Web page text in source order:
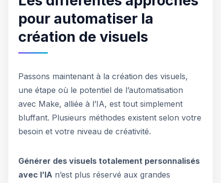
pour automatiser la
création de visuels
Passons maintenant à la création des visuels,
une étape où le potentiel de l’automatisation
avec Make, alliée à l’IA, est tout simplement
bluffant. Plusieurs méthodes existent selon votre
besoin et votre niveau de créativité.
Générer des visuels totalement personnalisés
avec l’IA n’est plus réservé aux grandes